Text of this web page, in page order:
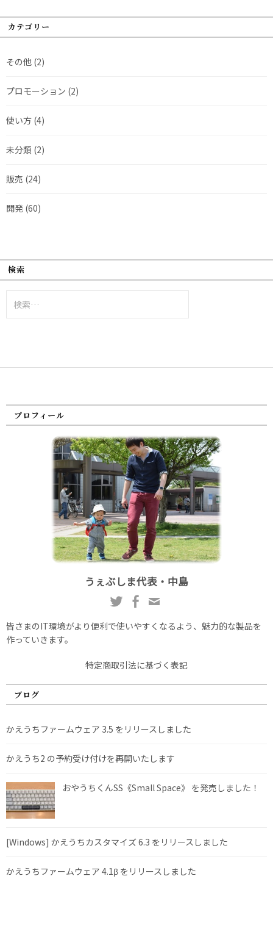
カテゴリー
その他 (2)
プロモーション (2)
使い方 (4)
未分類 (2)
販売 (24)
開発 (60)
検索
索:
プロフィール
うぇぶしま代表・中島
皆さまのIT環境がより便利で使いやすくなるよう、魅力的な製品を
作っていきます。
特定商取引法に基づく表記
ブログ
かえうちファームウェア 3.5 をリリースしました
かえうち2 の予約受け付けを再開いたします
おやうちくんSS《Small Space》 を発売しました！
[Windows] かえうちカスタマイズ 6.3 をリリースしました
かえうちファームウェア 4.1β をリリースしました